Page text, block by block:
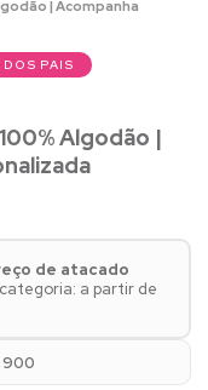
| Acompanha
DOS PAIS
Algodão |
de atacado
a partir de
900